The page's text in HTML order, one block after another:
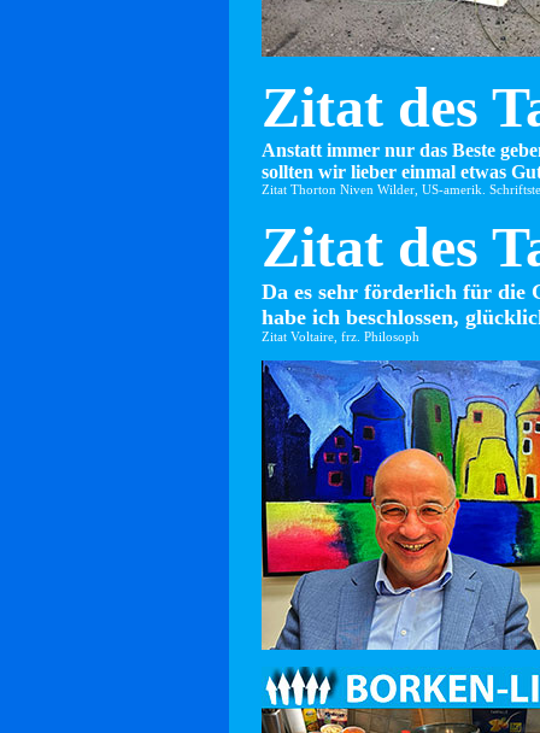
Zitat des
Anstatt immer nur das Beste
sollten wir lieber einmal etwas
Zitat Thorton Niven Wilder, US-amerik.
Zitat des
Da es sehr förderlich für die
habe ich beschlossen,
Zitat Voltaire, frz. Philosoph